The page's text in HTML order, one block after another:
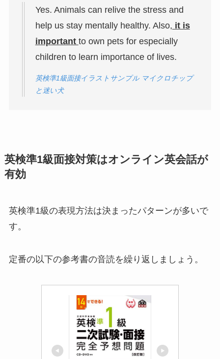
Yes. Animals can relive the stress and
help us stay mentally healthy. Also, it is
important to own pets for especially
children to learn importance of lives.
英検準1級面接イラストサンプル マイクロチップ
と迷い犬
英検準1級面接対策はオンライン英会話が
有効
英検準1級の表現方法は決まったパターンが多いで
す。
定番の以下の参考書の音読を繰り返しましょう。